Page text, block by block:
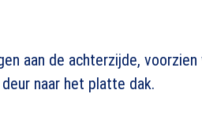
aan de achterzijde,
naar het platte dak.